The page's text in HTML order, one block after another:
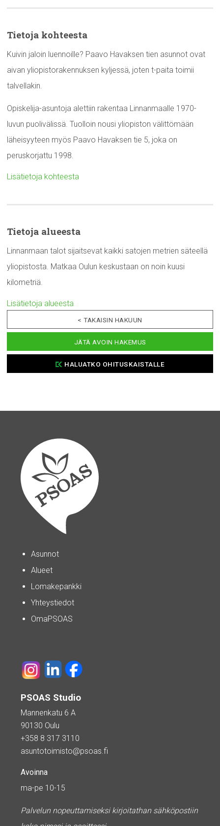
Tietoja kohteesta
Kuivin jaloin luennoille? Paavo Havaksen tien asunnot ovat
aivan yliopistorakennuksen kyljessä, joten t-paita toimii
talvellakin.
Opiskelija-asuntoja alettiin rakentaa Linnanmaalle 1970-
luvun puolivälissä. Tuolloin nousi yliopiston välittömään
läheisyyteen myös Paavo Havaksen tie 5, joka on
peruskorjattu 1998.
Lisätietoja kohteesta
Tietoja alueesta
Linnanmaan talot sijaitsevat kaikki satojen metrien säteellä
yliopistosta. Matkaa Oulun keskustaan on noin kuusi
kilometriä.
Lisätietoja alueesta
< TAKAISIN HAKUUN
JÄTÄ AVOIN HAKEMUS
HALUATKO OHITUSKAISTALLE
Asunnot
Alueet
Lomakepankki
Yhteystiedot
OmaPSOAS
PSOAS Studio
Mannenkatu 6 A
90130 Oulu
+358 8 317 3110
asuntotoimisto@psoas.fi
Avoinna
ma-pe 10-15
Palvelun nopeuttamiseksi kirjoitathan sähköpostiin